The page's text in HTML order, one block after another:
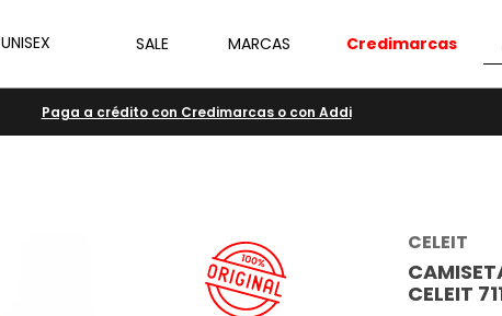
UNISEX SALE MARCAS Credimarcas
Paga a crédito con Credimarcas o con Addi
CELEIT
CELEIT